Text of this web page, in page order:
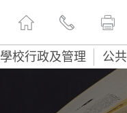
學校行政及管理 公